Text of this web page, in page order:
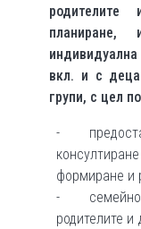
вкл. и с
групи, с цел
-
формиране и
- семейно
родителите